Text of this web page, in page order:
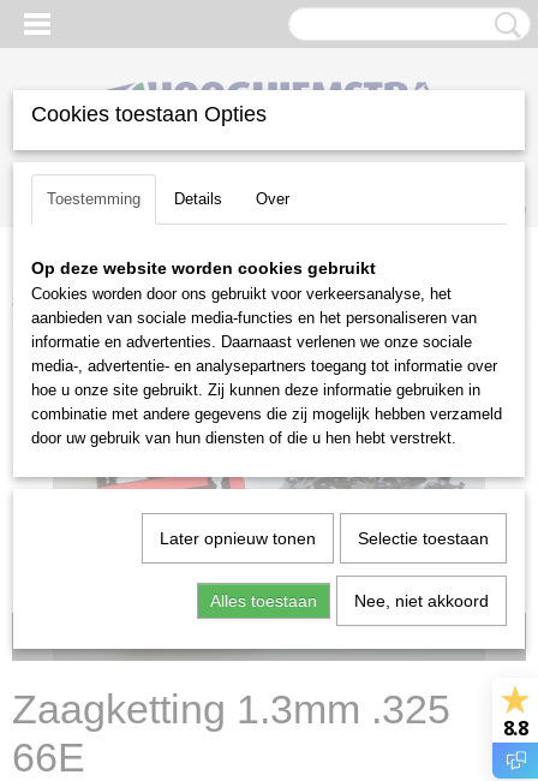
Inloggen Registreren
(0)
Home >Snoeien en Zagen> Kettingzagen | toebehoren
Zaagkettingen>Oregon>Zaagketting 1.3mm .325 66E
Zaagketting 1.3mm .325
66E
8.8
Cookies toestaan Opties
Toestemming Details Over
Op deze website worden cookies gebruikt
Cookies worden door ons gebruikt voor verkeersanalyse, het
aanbieden van sociale media-functies en het personaliseren van
informatie en advertenties. Daarnaast verlenen we onze sociale
media-, advertentie- en analysepartners toegang tot informatie over
hoe u onze site gebruikt. Zij kunnen deze informatie gebruiken in
combinatie met andere gegevens die zij mogelijk hebben verzameld
door uw gebruik van hun diensten of die u hen hebt verstrekt.
Later opnieuw tonen Selectie toestaan
Alles toestaan Nee, niet akkoord